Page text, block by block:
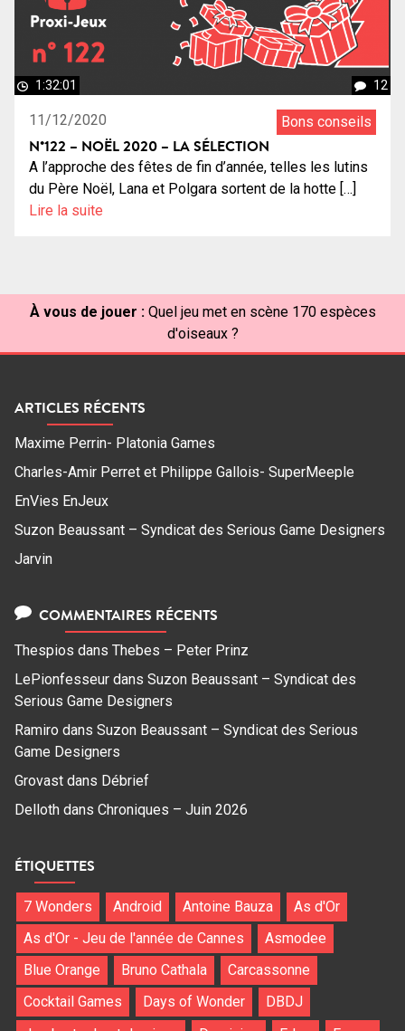
1:32:01 12
11/12/2020 Bons conseils
N°122 – NOËL 2020 – LA SÉLECTION
A l’approche des fêtes de fin d’année, telles les lutins
du Père Noël, Lana et Polgara sortent de la hotte […]
Lire la suite
À vous de jouer : Quel jeu met en scène 170 espèces
d'oiseaux ?
ARTICLES RÉCENTS
Maxime Perrin- Platonia Games
Charles-Amir Perret et Philippe Gallois- SuperMeeple
EnVies EnJeux
Suzon Beaussant – Syndicat des Serious Game Designers
Jarvin
COMMENTAIRES RÉCENTS
Thespios dans Thebes – Peter Prinz
LePionfesseur dans Suzon Beaussant – Syndicat des
Serious Game Designers
Ramiro dans Suzon Beaussant – Syndicat des Serious
Game Designers
Grovast dans Débrief
Delloth dans Chroniques – Juin 2026
ÉTIQUETTES
7 Wonders Android Antoine Bauza
As d'Or
As d'Or - Jeu de l'année de Cannes
Asmodee
Blue Orange
Bruno Cathala
Carcassonne
Cocktail Games
Days of Wonder
DBDJ